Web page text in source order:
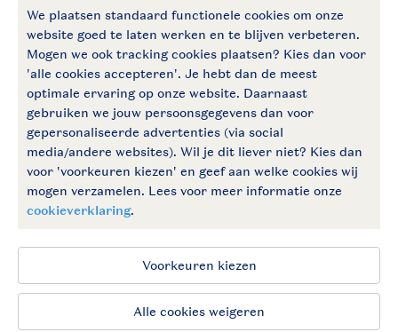
Follow Us
facebookinstagram
Vakantietips & inspiratie?
Toegankelijkheid © 2026 Landal